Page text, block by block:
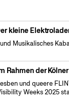
kleine
Musikalisches
Rahmen der
und queere
Weeks 2025